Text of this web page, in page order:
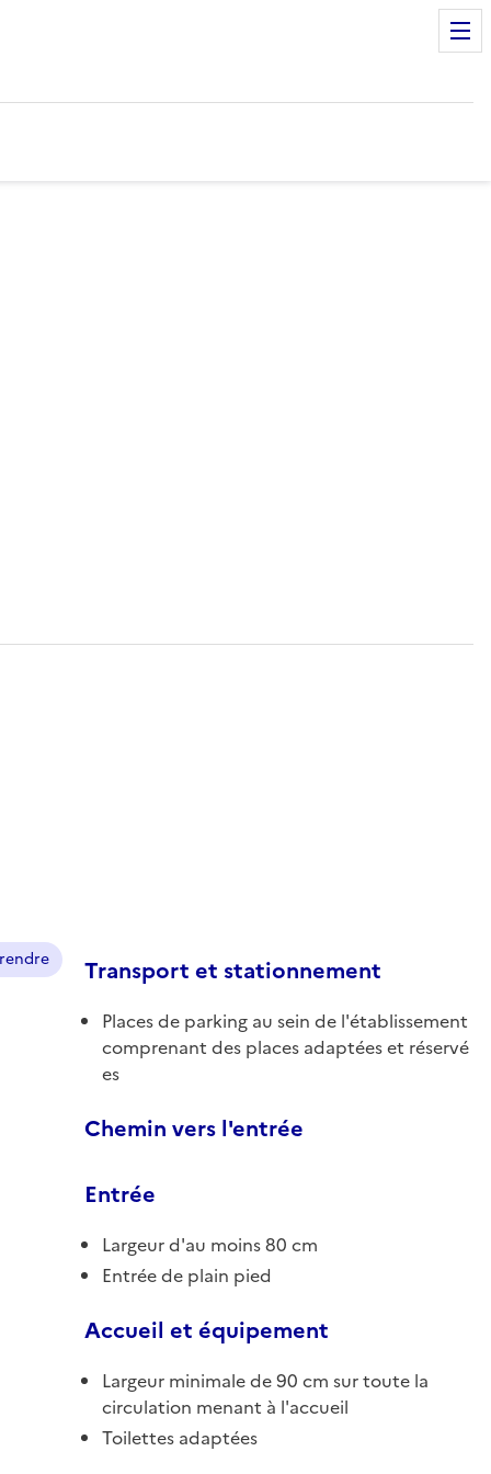
Transport et stationnement
Places de parking au sein de l'établissement
comprenant des places adaptées et réservé
es
Chemin vers l'entrée
Entrée
Largeur d'au moins 80 cm
Entrée de plain pied
Accueil et équipement
Largeur minimale de 90 cm sur toute la
circulation menant à l'accueil
Toilettes adaptées